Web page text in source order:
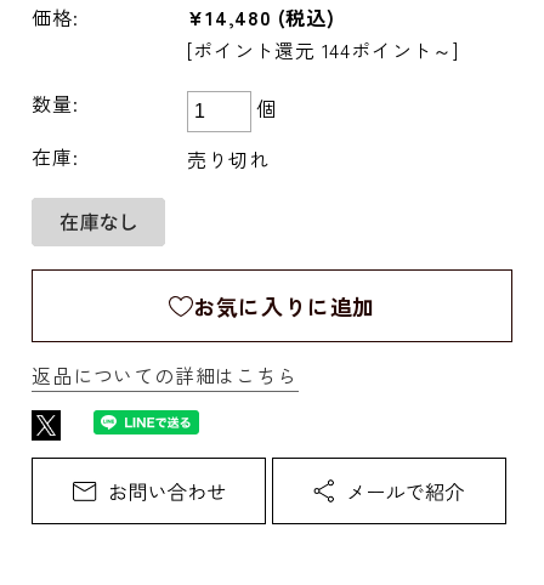
価格: ¥14,480 (税込)
[ポイント還元 144ポイント～]
数量:
個
在庫:
売り切れ
お気に入りに追加
返品についての詳細はこちら